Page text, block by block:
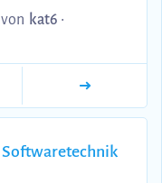
von kat6 •